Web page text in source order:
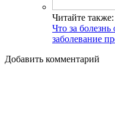
Читайте также:
Что за болезнь
заболевание
Добавить комментарий